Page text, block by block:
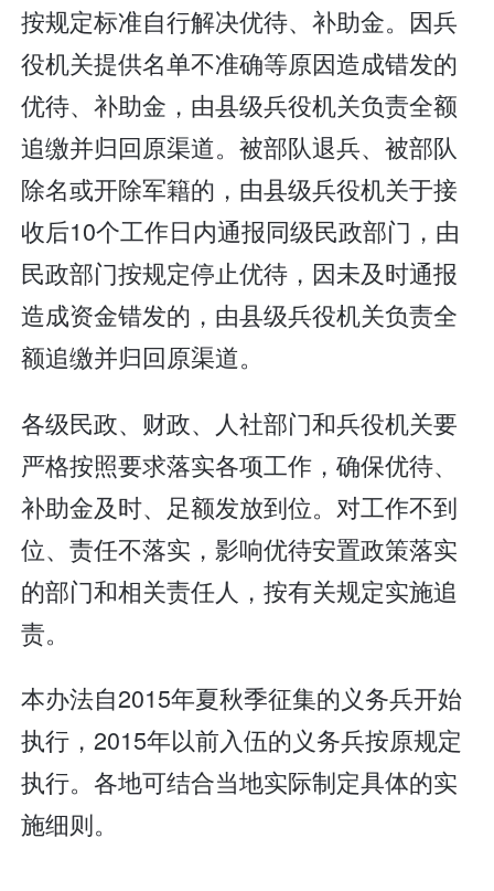
按规定标准自行解决优待、补助金。因兵
役机关提供名单不准确等原因造成错发的
优待、补助金，由县级兵役机关负责全额
追缴并归回原渠道。被部队退兵、被部队
除名或开除军籍的，由县级兵役机关于接
收后10个工作日内通报同级民政部门，由
民政部门按规定停止优待，因未及时通报
造成资金错发的，由县级兵役机关负责全
额追缴并归回原渠道。
各级民政、财政、人社部门和兵役机关要
严格按照要求落实各项工作，确保优待、
补助金及时、足额发放到位。对工作不到
位、责任不落实，影响优待安置政策落实
的部门和相关责任人，按有关规定实施追
责。
本办法自2015年夏秋季征集的义务兵开始
执行，2015年以前入伍的义务兵按原规定
执行。各地可结合当地实际制定具体的实
施细则。